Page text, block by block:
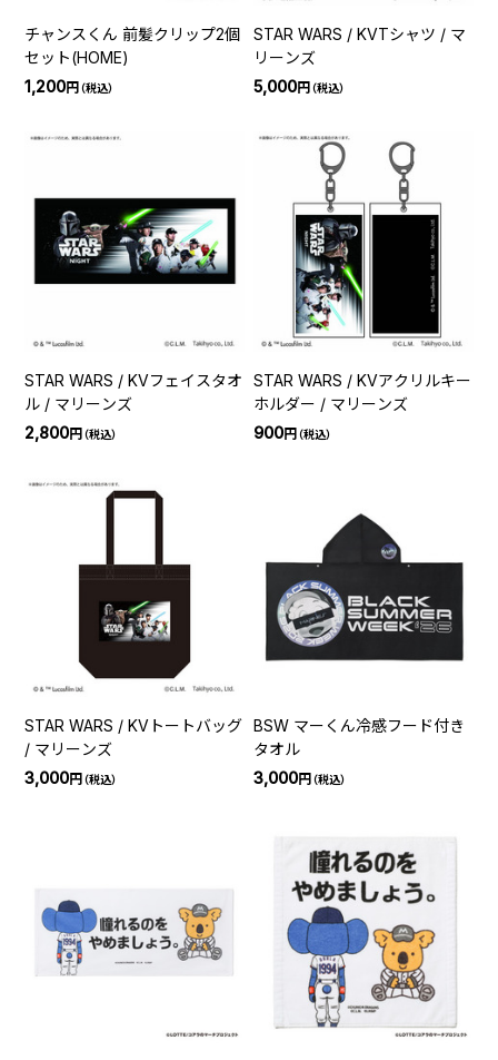
チャンスくん 前髪クリップ2個
セット(HOME)
1,200円（税込）
STAR WARS / KVTシャツ / マ
リーンズ
5,000円（税込）
STAR WARS / KVフェイスタオ
ル / マリーンズ
2,800円（税込）
STAR WARS / KVアクリルキー
ホルダー / マリーンズ
900円（税込）
STAR WARS / KVトートバッグ
/ マリーンズ
3,000円（税込）
BSW マーくん冷感フード付き
タオル
3,000円（税込）